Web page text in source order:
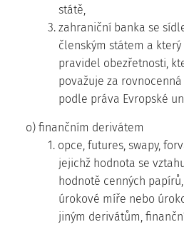
státě,
3. zahraniční banka se
členským státem a
pravidel obezřetnosti,
považuje za
podle práva Evropské
o) finančním derivátem
1. opce, futures, swapy,
jejichž hodnota se
hodnotě cenných
úrokové míře nebo
jiným derivátům,